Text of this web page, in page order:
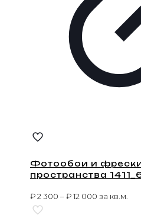
Фотообои и
пространства
₽2 300 –₽12 000 за кв.м.